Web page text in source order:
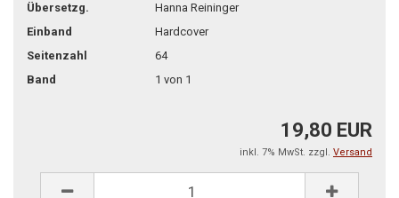
Übersetzg.
Hanna Reininger
Einband
Hardcover
Seitenzahl
64
Band
1 von 1
19,80 EUR
inkl. 7% MwSt. zzgl. Versand